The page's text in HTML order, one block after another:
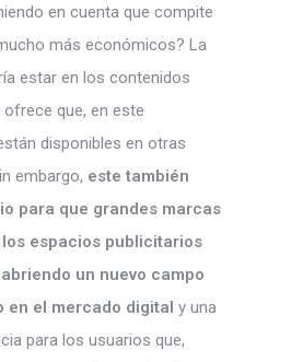
en cuenta que compite
más económicos? La
estar en los contenidos
que, en este
disponibles en otras
embargo, este también
para que grandes marcas
espacios publicitarios
abriendo un nuevo campo
en el mercado digital y una
para los usuarios que,